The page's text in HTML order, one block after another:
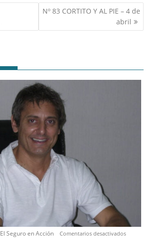
Nº 83 CORTITO Y AL PIE – 4 de
abril
El Seguro en Acción Comentarios desactivadosen